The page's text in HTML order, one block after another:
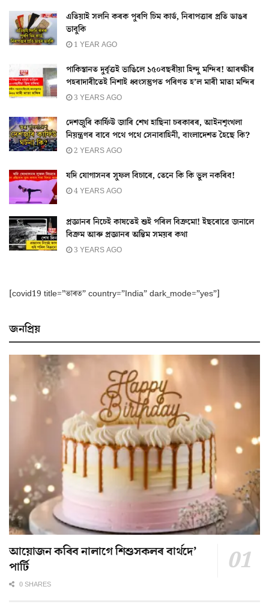
এতিয়াই সলনি কৰক পুৰণি চিম কাৰ্ড, নিৰাপত্তাৰ প্ৰতি ডাঙৰ
ভাবুকি
1 YEAR AGO
পাকিস্তানত দুৰ্বৃত্তই ভাঙিলে ১৫০বছৰীয়া হিন্দু মন্দিৰ! আৰক্ষীৰ
পহৰাদাৰীতেই নিশাই ধ্বংসস্তুপত পৰিণত হ’ল মাৰী মাতা মন্দিৰ
3 YEARS AGO
দেশজুৰি কাৰ্ফিউ জাৰি শেখ হাছিনা চৰকাৰৰ, আইনশৃংখলা
নিয়ন্ত্ৰণৰ বাবে পথে পথে সেনাবাহিনী, বাংলাদেশত হৈছে কি?
2 YEARS AGO
যদি যোগাসনৰ সুফল বিচাৰে, তেনে কি কি ভুল নকৰিব!
4 YEARS AGO
প্ৰজ্ঞানৰ নিচেই কাষতেই শুই পৰিল বিক্ৰমো! ইছৰোৱে জনালে
বিক্ৰম আৰু প্ৰজ্ঞানৰ অন্তিম সময়ৰ কথা
3 YEARS AGO
[covid19 title=”ভাৰত” country=”India” dark_mode=”yes”]
জনপ্ৰিয়
আয়োজন কৰিব নালাগে শিশুসকলৰ বাৰ্থদে’
পাৰ্টি
0 SHARES